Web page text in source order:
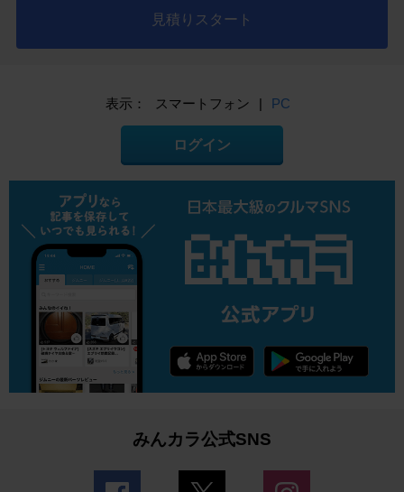
見積りスタート
表示： スマートフォン | PC
ログイン
みんカラ公式SNS